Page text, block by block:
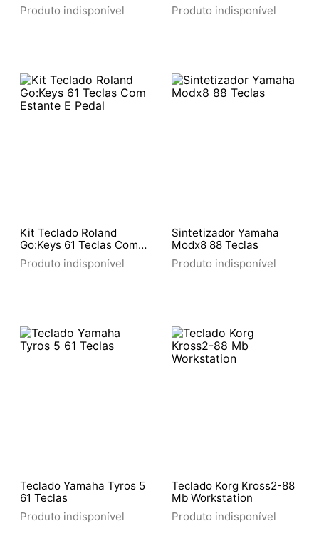
Produto indisponível
Produto indisponível
Kit Teclado Roland
Go:Keys 61 Teclas Com
Estante E Pedal
Produto indisponível
Sintetizador Yamaha
Modx8 88 Teclas
Produto indisponível
Teclado Yamaha Tyros 5
61 Teclas
Produto indisponível
Teclado Korg Kross2-88
Mb Workstation
Produto indisponível